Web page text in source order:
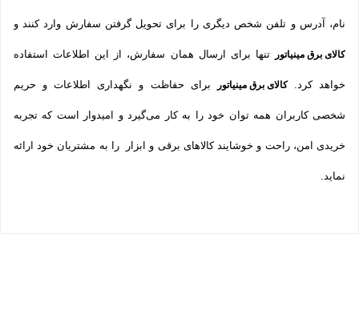
نام، آدرس و تلفن شخص دیگری را برای تحویل گرفتن سفارش وارد کنند و
کالای برق مینیاتور تنها برای ارسال همان سفارش، از این اطلاعات استفاده
خواهد کرد.کالای برق مینیاتور برای حفاظت و نگهداری اطلاعات و حریم
شخصی کاربران همه­ توان خود را به کار می‌گیرد و امیدوار است که تجربه‌
خریدی امن، راحت و خوشایند کالاهای برقی و ابزار را به مشتریان خود ارائه
نماید.